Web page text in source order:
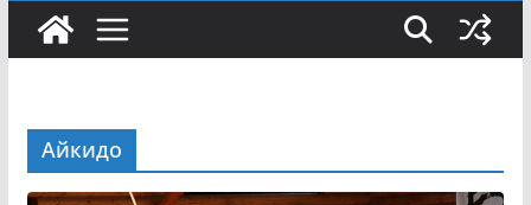
Айкидо